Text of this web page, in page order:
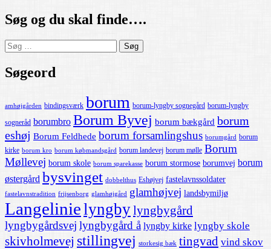
Søg og du skal finde….
Søg
efter:
Søgeord
amhøjgården bindingsværk borum borum-lyngby sognegård borum-lyngby
sogneråd borumbro Borum Byvej borum bækgård borum
eshøj Borum Feldhede borum forsamlingshus borumgård borum
kirke borum kro borum købmandsgård borum landevej borum mølle Borum
Møllevej borum skole borum sparekasse borum stormose borumvej borum
østergård bysvinget dobbelthus Eshøjvej fastelavnssoldater
fastelavnstradition frijsenborg glamhøjgård glamhøjvej landsbymiljø
Langelinielyngbylyngbygård
lyngbygårdsvej lyngbygård å lyngby kirke lyngby skole
skivholmevej stillingvej storkesig bæk tingvad vind skov